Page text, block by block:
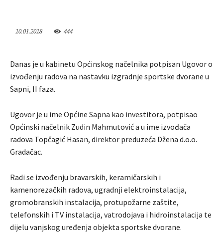
10.01.2018 444
Danas je u kabinetu Općinskog načelnika potpisan Ugovor o
izvođenju radova na nastavku izgradnje sportske dvorane u
Sapni, II faza.
Ugovor je u ime Općine Sapna kao investitora, potpisao
Općinski načelnik Zudin Mahmutović a u ime izvođača
radova Topčagić Hasan, direktor preduzeća Džena d.o.o.
Gradačac.
Radi se izvođenju bravarskih, keramičarskih i
kamenorezačkih radova, ugradnji elektroinstalacija,
gromobranskih instalacija, protupožarne zaštite,
telefonskih i TV instalacija, vatrodojava i hidroinstalacija te
dijelu vanjskog uređenja objekta sportske dvorane.